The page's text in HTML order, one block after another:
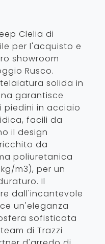
Clelia di
per l'acquisto e
showroom
Rusco.
solida in
garantisce
piedini in acciaio
facili da
il design
da
poliuretanica
m3), per un
Il
dall'incantevole
un'eleganza
sofisticata
di Trazzi